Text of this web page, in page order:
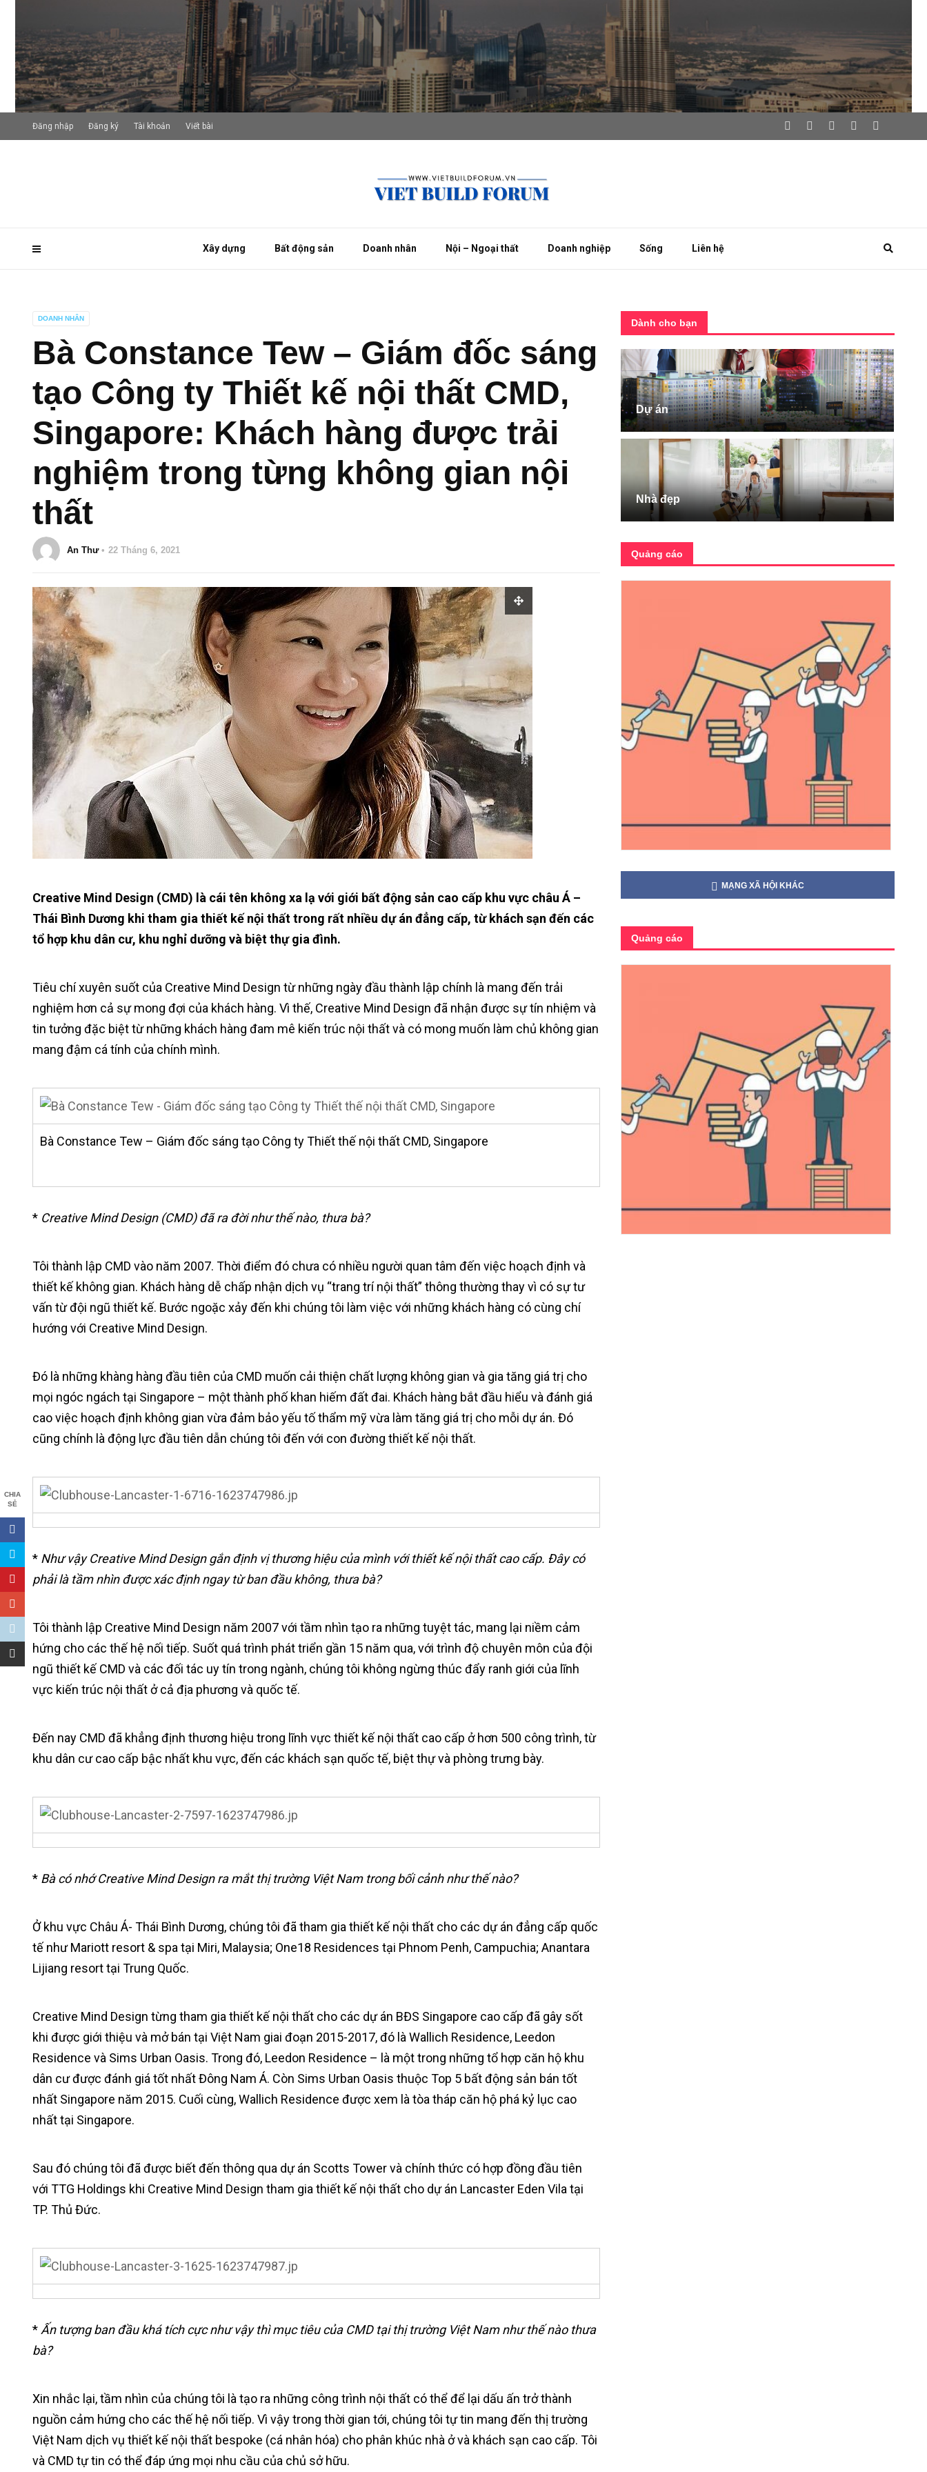
Xây dựng Bất động sản Doanh nhân Nội – Ngoại thất Doanh nghiệp Sống Liên hệ
Đăng nhập Đăng ký Tài khoản Viết bài
DOANH NHÂN
Bà Constance Tew – Giám đốc sáng
tạo Công ty Thiết kế nội thất CMD,
Singapore: Khách hàng được trải
nghiệm trong từng không gian nội
thất
An Thư 22 Tháng 6, 2021
CHIA
SẺ
Creative Mind Design (CMD) là cái tên không xa lạ với giới bất động sản cao cấp khu vực châu Á –
Thái Bình Dương khi tham gia thiết kế nội thất trong rất nhiều dự án đẳng cấp, từ khách sạn đến các
tổ hợp khu dân cư, khu nghỉ dưỡng và biệt thự gia đình.
Tiêu chí xuyên suốt của Creative Mind Design từ những ngày đầu thành lập chính là mang đến trải
nghiệm hơn cả sự mong đợi của khách hàng. Vì thế, Creative Mind Design đã nhận được sự tín nhiệm và
tin tưởng đặc biệt từ những khách hàng đam mê kiến trúc nội thất và có mong muốn làm chủ không gian
mang đậm cá tính của chính mình.
Bà Constance Tew – Giám đốc sáng tạo Công ty Thiết thế nội thất CMD, Singapore
* Creative Mind Design (CMD) đã ra đời như thế nào, thưa bà?
Tôi thành lập CMD vào năm 2007. Thời điểm đó chưa có nhiều người quan tâm đến việc hoạch định và
thiết kế không gian. Khách hàng dễ chấp nhận dịch vụ “trang trí nội thất” thông thường thay vì có sự tư
vấn từ đội ngũ thiết kế. Bước ngoặc xảy đến khi chúng tôi làm việc với những khách hàng có cùng chí
hướng với Creative Mind Design.
Đó là những khàng hàng đầu tiên của CMD muốn cải thiện chất lượng không gian và gia tăng giá trị cho
mọi ngóc ngách tại Singapore – một thành phố khan hiếm đất đai. Khách hàng bắt đầu hiểu và đánh giá
cao việc hoạch định không gian vừa đảm bảo yếu tố thẩm mỹ vừa làm tăng giá trị cho mỗi dự án. Đó
cũng chính là động lực đầu tiên dẫn chúng tôi đến với con đường thiết kế nội thất.
* Như vậy Creative Mind Design gắn định vị thương hiệu của mình với thiết kế nội thất cao cấp. Đây có
phải là tầm nhìn được xác định ngay từ ban đầu không, thưa bà?
Tôi thành lập Creative Mind Design năm 2007 với tầm nhìn tạo ra những tuyệt tác, mang lại niềm cảm
hứng cho các thế hệ nối tiếp. Suốt quá trình phát triển gần 15 năm qua, với trình độ chuyên môn của đội
ngũ thiết kế CMD và các đối tác uy tín trong ngành, chúng tôi không ngừng thúc đẩy ranh giới của lĩnh
vực kiến trúc nội thất ở cả địa phương và quốc tế.
Đến nay CMD đã khẳng định thương hiệu trong lĩnh vực thiết kế nội thất cao cấp ở hơn 500 công trình, từ
khu dân cư cao cấp bậc nhất khu vực, đến các khách sạn quốc tế, biệt thự và phòng trưng bày.
* Bà có nhớ Creative Mind Design ra mắt thị trường Việt Nam trong bối cảnh như thế nào?
Ở khu vực Châu Á- Thái Bình Dương, chúng tôi đã tham gia thiết kế nội thất cho các dự án đẳng cấp quốc
tế như Mariott resort & spa tại Miri, Malaysia; One18 Residences tại Phnom Penh, Campuchia; Anantara
Lijiang resort tại Trung Quốc.
Creative Mind Design từng tham gia thiết kế nội thất cho các dự án BĐS Singapore cao cấp đã gây sốt
khi được giới thiệu và mở bán tại Việt Nam giai đoạn 2015-2017, đó là Wallich Residence, Leedon
Residence và Sims Urban Oasis. Trong đó, Leedon Residence – là một trong những tổ hợp căn hộ khu
dân cư được đánh giá tốt nhất Đông Nam Á. Còn Sims Urban Oasis thuộc Top 5 bất động sản bán tốt
nhất Singapore năm 2015. Cuối cùng, Wallich Residence được xem là tòa tháp căn hộ phá kỷ lục cao
nhất tại Singapore.
Sau đó chúng tôi đã được biết đến thông qua dự án Scotts Tower và chính thức có hợp đồng đầu tiên
với TTG Holdings khi Creative Mind Design tham gia thiết kế nội thất cho dự án Lancaster Eden Vila tại
TP. Thủ Đức.
* Ấn tượng ban đầu khá tích cực như vậy thì mục tiêu của CMD tại thị trường Việt Nam như thế nào thưa
bà?
Xin nhắc lại, tầm nhìn của chúng tôi là tạo ra những công trình nội thất có thể để lại dấu ấn trở thành
nguồn cảm hứng cho các thế hệ nối tiếp. Vì vậy trong thời gian tới, chúng tôi tự tin mang đến thị trường
Việt Nam dịch vụ thiết kế nội thất bespoke (cá nhân hóa) cho phân khúc nhà ở và khách sạn cao cấp. Tôi
và CMD tự tin có thể đáp ứng mọi nhu cầu của chủ sở hữu.
Dành cho bạn
Dự án
Nhà đẹp
Quảng cáo
MẠNG XÃ HỘI KHÁC
Quảng cáo